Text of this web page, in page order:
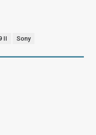
II Sony